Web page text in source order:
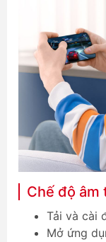
Chế độ âm
Tải và cài
Mở ứng